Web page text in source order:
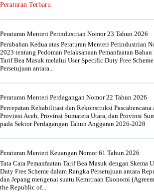
Peraturan Terbaru
Peraturan Menteri Perindustrian Nomor 23 Tahun 2026
Perubahan Kedua atas Peraturan Menteri Perindustrian
2023 tentang Pedoman Pelaksanaan Pemanfaatan
Tarif Bea Masuk melalui User Specific Duty Free
Persetujuan antara...
Peraturan Menteri Perdagangan Nomor 22 Tahun 2026
Percepatan Rehabilitasi dan Rekonstruksi Pascabencana
Provinsi Aceh, Provinsi Sumatera Utara, dan Provinsi
pada Sektor Perdagangan Tahun Anggaran 2026-2028
Peraturan Menteri Keuangan Nomor 61 Tahun 2026
Tata Cara Pemanfaatan Tarif Bea Masuk dengan Skema
Duty Free Scheme dalam Rangka Persetujuan antara
dan Jepang mengenai suatu Kemitraan Ekonomi
the Republic of...